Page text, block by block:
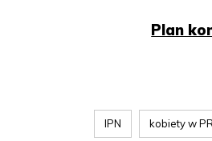
Plan
IPN kobiety w